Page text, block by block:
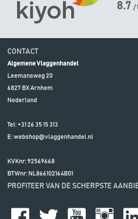
8.7 /
CONTACT
Algemene Vlaggenhandel
Leemansweg 20
6827 BXArnhem
Nederland
Tel: +31 26 35 15 313
E:webshop@vlaggenhandel.nl
KVKnr: 92569668
BTWnr: NL866102164B01
PROFITEER VAN DE SCHERPSTE